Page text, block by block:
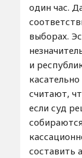
один час.
выборах.
и
считают,
если суд
составить